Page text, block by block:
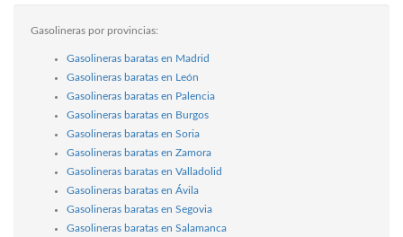
Gasolineras por provincias:
Gasolineras baratas en Madrid
Gasolineras baratas en León
Gasolineras baratas en Palencia
Gasolineras baratas en Burgos
Gasolineras baratas en Soria
Gasolineras baratas en Zamora
Gasolineras baratas en Valladolid
Gasolineras baratas en Ávila
Gasolineras baratas en Segovia
Gasolineras baratas en Salamanca